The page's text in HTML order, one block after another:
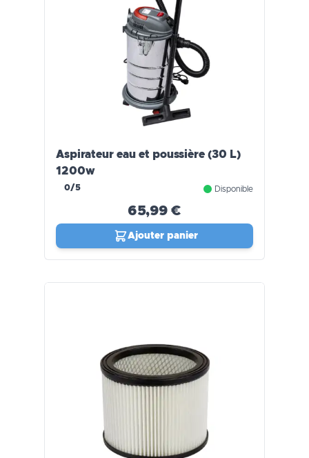
Aspirateur eau et poussière (30 L)
1200w
0/5 Disponible
65,99 €
Ajouter panier